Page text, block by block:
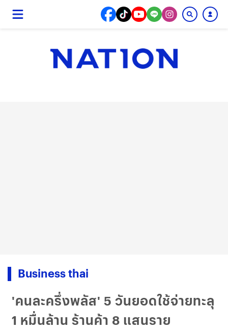
Business thai
'คนละครึ่งพลัส' 5 วันยอดใช้จ่ายทะลุ
1 หมื่นล้าน ร้านค้า 8 แสนราย